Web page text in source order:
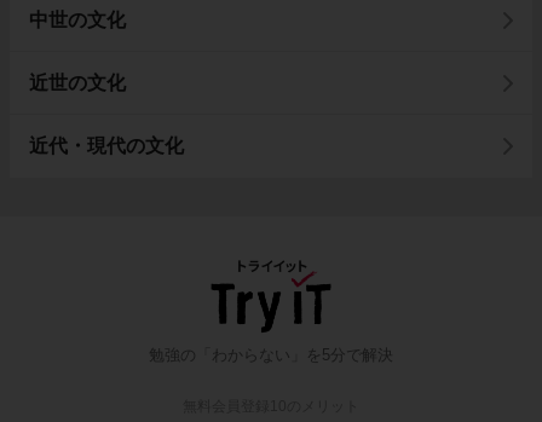
中世の文化
近世の文化
近代・現代の文化
勉強の「わからない」を5分で解決